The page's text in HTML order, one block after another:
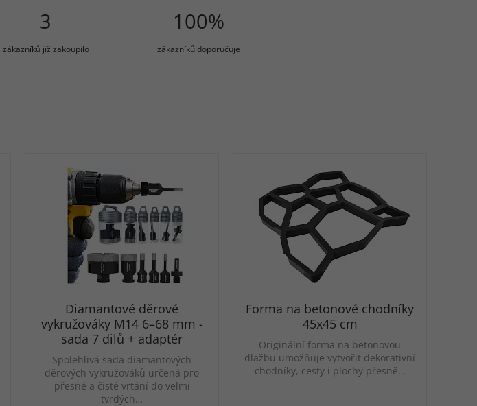
3
zákazníků již zakoupilo
100%
zákazníků doporučuje
Diamantové děrové
vykružováky M14 6–68 mm -
sada 7 dilů + adaptér
Spolehlivá sada diamantových
děrových vykružováků určená pro
přesné a čisté vrtání do velmi
tvrdých…
Forma na betonové chodníky
45x45 cm
Originální forma na betonovou
dlažbu umožňuje vytvořit dekorativní
chodníky, cesty i plochy přesně…